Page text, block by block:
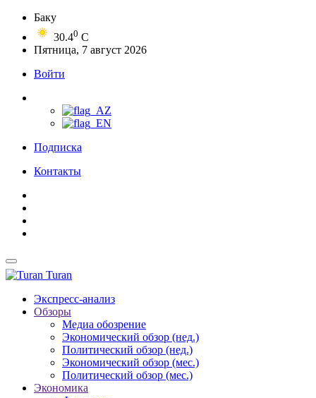
Баку
30.40 C
Пятница, 7 август 2026
Войти
Подписка
Контакты
Turan
Экспресс-анализ
Обзоры
Медиа обозрение
Экономический обзор (нед.)
Политический обзор (нед.)
Экономический обзор (мес.)
Политический обзор (мес.)
Экономика